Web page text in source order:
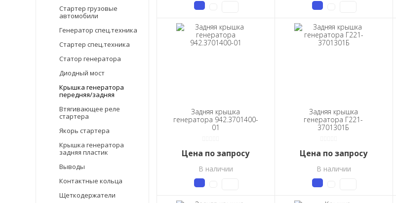
Стартер грузовые
автомобили
Генератор спец.техника
Стартер спец.техника
Статор генератора
Диодный мост
Крышка генератора
передняя/задняя
Втягивающее реле
стартера
Якорь стартера
Крышка генератора
задняя пластик
Выводы
Контактные кольца
Щеткодержатели
Задняя крышка
генератора 942.3701400-
01
Цена по запросу
В наличии
Задняя крышка
генератора Г221-
3701301Б
Цена по запросу
В наличии